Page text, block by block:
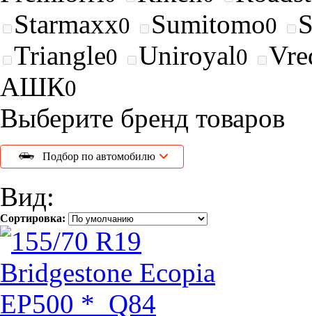
Starmaxx0 Sumitomo0
Triangle0 Uniroyal0
АШК0
Выберите бренд товаров
Подбор по автомобилю
Вид:
Сортировка: